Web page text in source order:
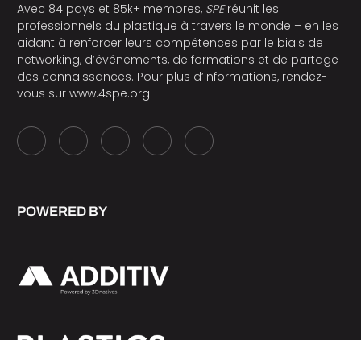
Avec 84 pays et 85k+ membres, SPEréunit les
professionnels du plastique à travers le monde – en les
aidant à renforcer leurs compétences par le biais de
networking, d’événements, de formations et de partage
des connaissances. Pour plus d’informations, rendez-
vous sur www.4spe.org.
POWERED BY